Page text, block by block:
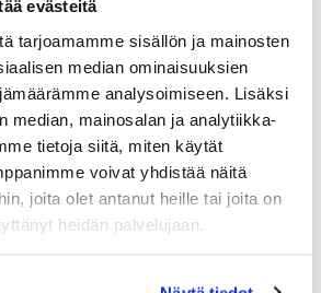
evästeitä
tarjoamamme sisällön ja mainosten
median ominaisuuksien
analysoimiseen. Lisäksi
median, mainosalan ja analytiikka-
tietoja siitä, miten käytät
voivat yhdistää näitä
joita olet antanut heille tai joita on
heidän palvelujaan.